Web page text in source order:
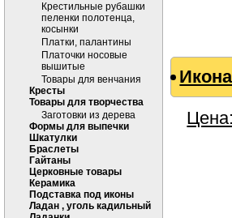
Крестильные рубашки
пеленки полотенца,
косынки
Платки, палантины
Платочки носовые
вышитые
Товары для венчания
Кресты
Товары для творчества
Заготовки из дерева
Формы для выпечки
Шкатулки
Браслеты
Гайтаны
Церковные товары
Керамика
Подставка под иконы
Ладан , уголь кадильный
Цена: